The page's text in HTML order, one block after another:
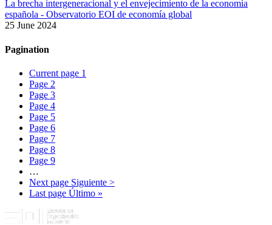
La brecha intergeneracional y el envejecimiento de la economía
española - Observatorio EOI de economía global
25 June 2024
Pagination
Current page 1
Page 2
Page 3
Page 4
Page 5
Page 6
Page 7
Page 8
Page 9
…
Next page Siguiente >
Last page Último »